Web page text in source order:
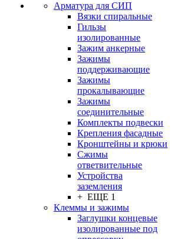
Арматура для СИП
Вязки спиральные
Гильзы
изолированные
Зажим анкерные
Зажимы
поддерживающие
Зажимы
прокалывающие
Зажимы
соединительные
Комплекты подвески
Крепления фасадные
Кронштейны и крюки
Сжимы
ответвительные
Устройства
заземления
+ ЕЩЕ 1
Клеммы и зажимы
Заглушки концевые
изолированные под